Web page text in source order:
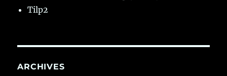
Tilp2
ARCHIVES